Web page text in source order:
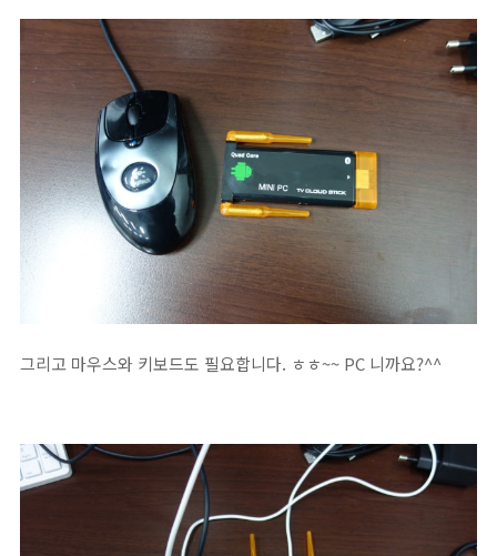
그리고 마우스와 키보드도 필요합니다. ㅎㅎ~~ PC 니까요?^^